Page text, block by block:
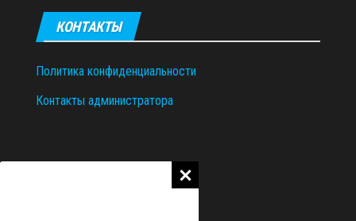
КОНТАКТЫ
Политика конфиденциальности
Контакты администратора